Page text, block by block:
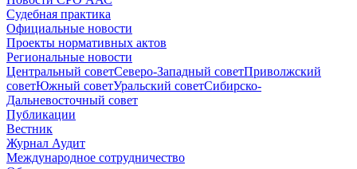
Судебная практика
Официальные новости
Проекты нормативных актов
Региональные новости
Центральный советСеверо-Западный советПриволжский
советЮжный советУральский советСибирско-
Дальневосточный совет
Публикации
Вестник
Журнал Аудит
Международное сотрудничество